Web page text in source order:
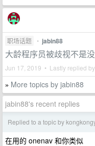
职场话题 • jabin88
大龄程序员被歧视不是
Jun 17, 2019 • Lastly replied by
» More topics by jabin88
jabin88's recent replies
Replied to a topic by
在用的 onenav 和你类似